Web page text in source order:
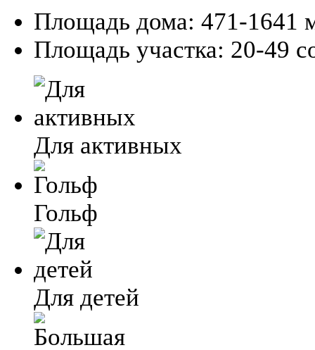
Площадь дома: 471-1641
Площадь участка: 20-49
Для активных
Гольф
Для детей